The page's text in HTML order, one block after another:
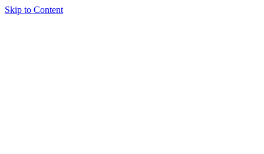
Skip to Content